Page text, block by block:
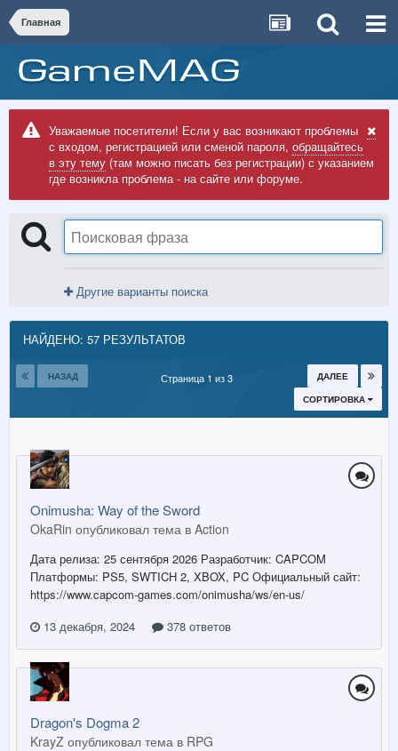
Главная
Уважаемые посетители! Если у вас возникают проблемы
с входом, регистрацией или сменой пароля, обращайтесь
в эту тему (там можно писать без регистрации) с указанием
где возникла проблема - на сайте или форуме.
Другие варианты поиска
НАЙДЕНО: 57 РЕЗУЛЬТАТОВ
НАЗАД ДАЛЕЕ
Страница 1 из 3
СОРТИРОВКА
Onimusha: Way of the Sword
OkaRin опубликовал тема в Action
Дата релиза: 25 сентября 2026 Разработчик: CAPCOM
Платформы: PS5, SWTICH 2, XBOX, PC Официальный сайт:
https://www.capcom-games.com/onimusha/ws/en-us/
13 декабря, 2024
378 ответов
Dragon's Dogma 2
KrayZ опубликовал тема в RPG